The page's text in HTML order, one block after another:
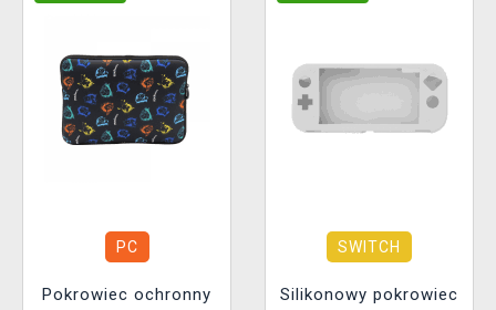
PC
Pokrowiec ochronny
SWITCH
Silikonowy pokrowiec